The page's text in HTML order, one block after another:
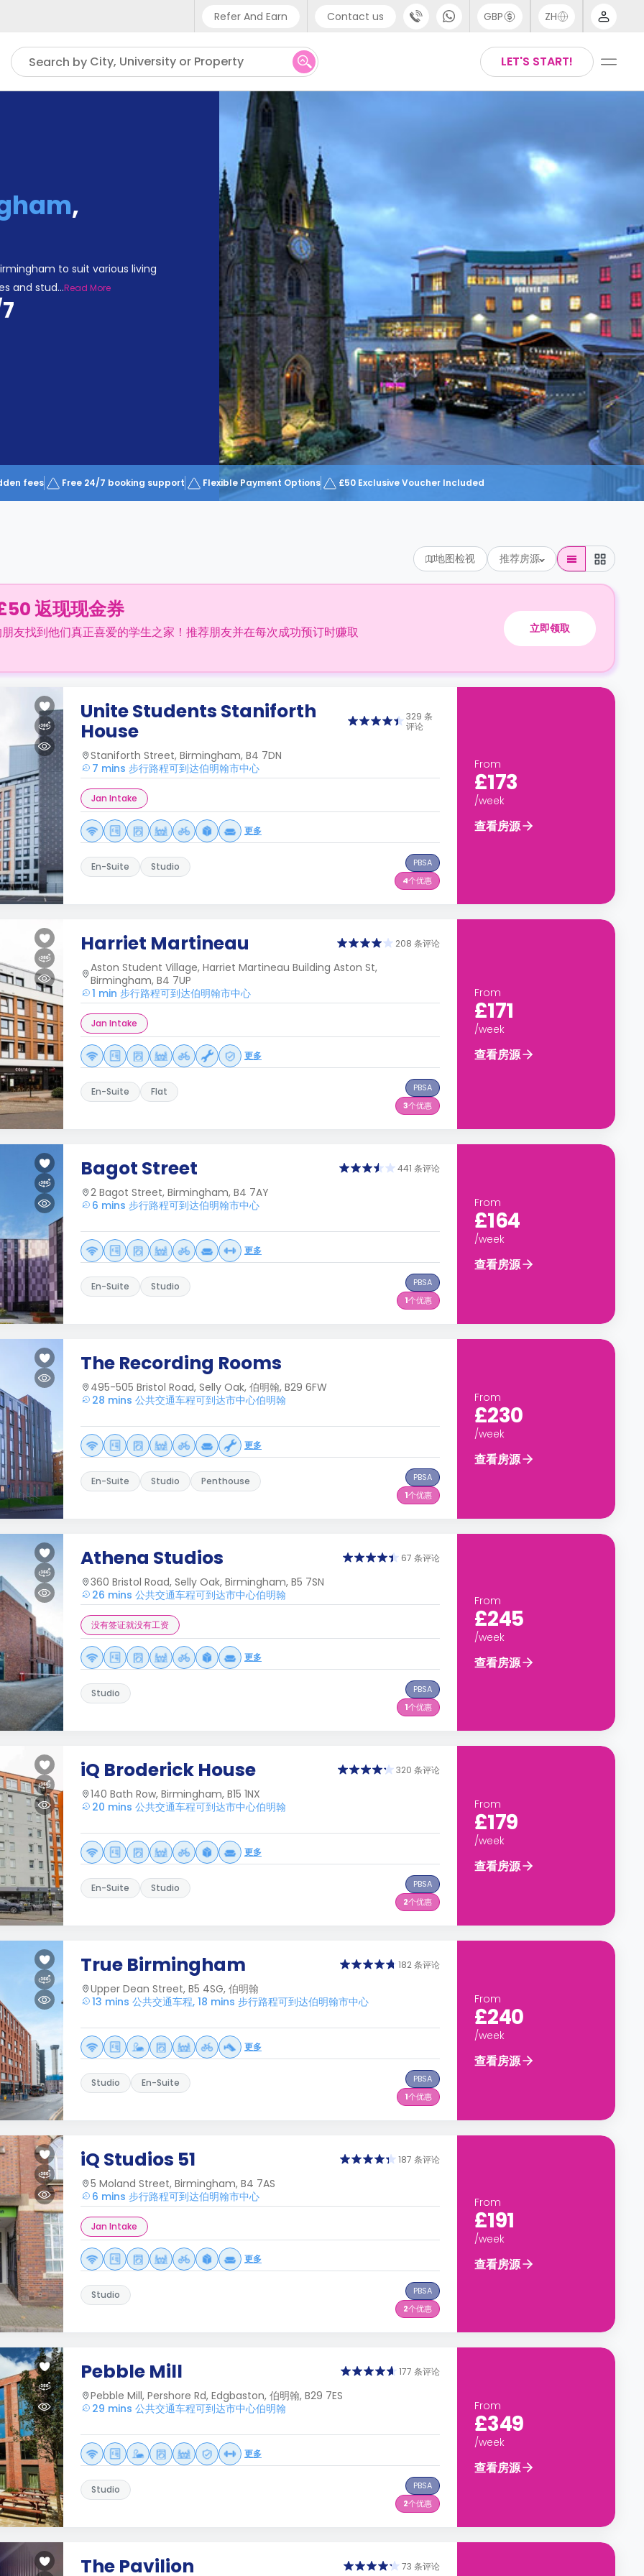
Refer And Earn Contact us
Phone support
UK - +44 (0) 20 3871 8666
IN - +91 (80) 3711 1326
US - +1 (646) 718 6172
GBP ZH
LET'S START!
Search by City, University or Property
,
to suit various living
and stud...Read More
fees Free 24/7 booking support Flexible Payment Options £50 Exclusive Voucher Included
地图检视 推荐房源
返现现金券
友找到他们真正喜爱的学生之家！推荐朋友并在每次成功预订时赚取 立即领取
Unite Students Staniforth
House
329 条
评论
Staniforth Street, Birmingham, B4 7DN
7 mins 步行路程可到达伯明翰市中心
Jan Intake
更多
En-Suite Studio
PBSA
4个优惠
From
£173
/week
查看房源
Harriet Martineau 208 条评论
Aston Student Village, Harriet Martineau Building Aston St,
Birmingham, B4 7UP
1 min 步行路程可到达伯明翰市中心
Jan Intake
更多
En-Suite Flat
PBSA
3个优惠
From
£171
/week
查看房源
Bagot Street 441 条评论
2 Bagot Street, Birmingham, B4 7AY
6 mins 步行路程可到达伯明翰市中心
更多
En-Suite Studio
PBSA
1个优惠
From
£164
/week
查看房源
The Recording Rooms
495-505 Bristol Road, Selly Oak, 伯明翰, B29 6FW
28 mins 公共交通车程可到达市中心伯明翰
更多
En-Suite Studio Penthouse
PBSA
1个优惠
From
£230
/week
查看房源
Athena Studios 67 条评论
360 Bristol Road, Selly Oak, Birmingham, B5 7SN
26 mins 公共交通车程可到达市中心伯明翰
没有签证就没有工资
更多
Studio
PBSA
1个优惠
From
£245
/week
查看房源
iQ Broderick House 320 条评论
140 Bath Row, Birmingham, B15 1NX
20 mins 公共交通车程可到达市中心伯明翰
更多
En-Suite Studio
PBSA
2个优惠
From
£179
/week
查看房源
True Birmingham 182 条评论
Upper Dean Street, B5 4SG, 伯明翰
13 mins 公共交通车程, 18 mins 步行路程可到达伯明翰市中心
更多
Studio En-Suite
PBSA
1个优惠
From
£240
/week
查看房源
iQ Studios 51 187 条评论
5 Moland Street, Birmingham, B4 7AS
6 mins 步行路程可到达伯明翰市中心
Jan Intake
更多
Studio
PBSA
2个优惠
From
£191
/week
查看房源
Pebble Mill 177 条评论
Pebble Mill, Pershore Rd, Edgbaston, 伯明翰, B29 7ES
29 mins 公共交通车程可到达市中心伯明翰
更多
Studio
PBSA
2个优惠
From
£349
/week
查看房源
The Pavilion 73 条评论